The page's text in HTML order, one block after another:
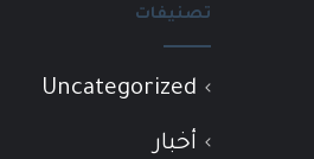
تصنيفات
Uncategorized
أخبار